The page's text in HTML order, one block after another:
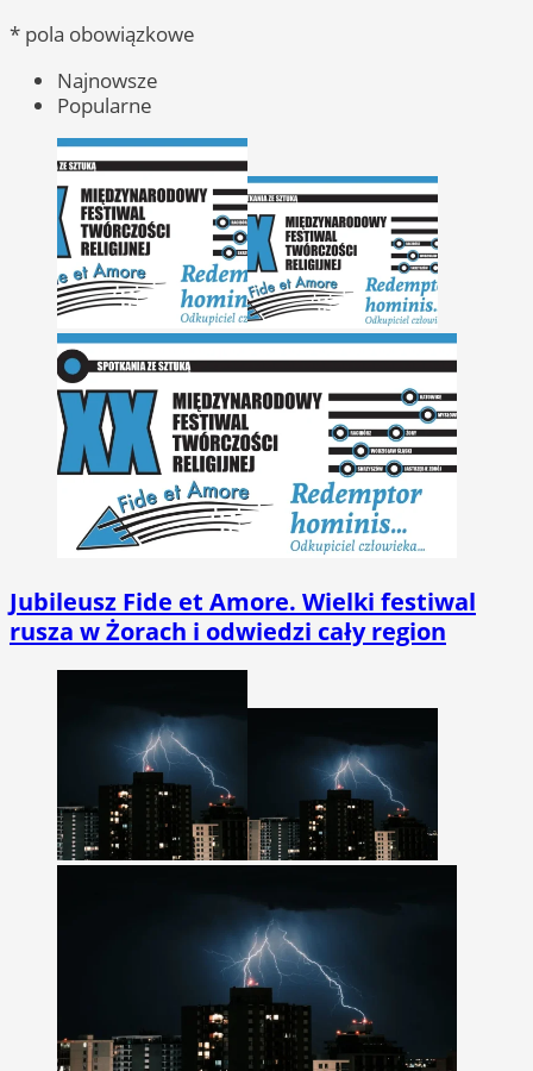
* pola obowiązkowe
Najnowsze
Popularne
Jubileusz Fide et Amore. Wielki festiwal
rusza w Żorach i odwiedzi cały region